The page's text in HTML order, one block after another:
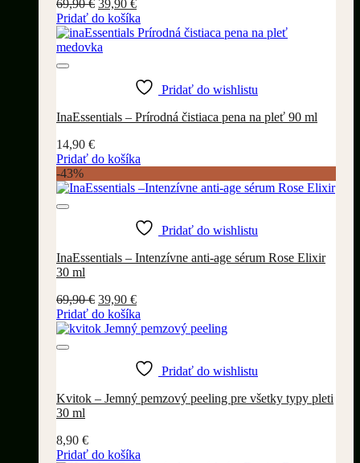
69,90€ Pôvodná
cena
bola:
69,90 €.
39,90 €Aktuálna
cena
je:
Pridať do košíka
Pridať do wishlistu
InaEssentials – Prírodná čistiaca pena na pleť 90 ml
14,90 €
Pridať do košíka
-43%
Pridať do wishlistu
InaEssentials – Intenzívne anti-age sérum Rose Elixir
30 ml
69,90€ Pôvodná
cena
bola:
39,90 €Aktuálna
cena
je:
Pridať do košíka
Pridať do wishlistu
Kvitok – Jemný pemzový peeling pre všetky typy pleti
30 ml
8,90 €
Pridať do košíka